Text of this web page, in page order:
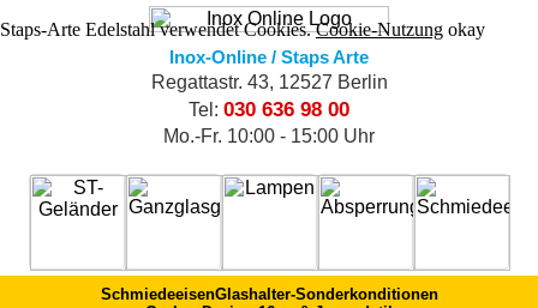
Staps-Arte Edelstahl verwendet Cookies.Cookie-Nutzung okay
Inox-Online / Staps Arte
Regattastr. 43, 12527 Berlin
Tel: 030 636 98 00
Mo.-Fr. 10:00 - 15:00 Uhr
SchmiedeeisenGlashalter-Sonderkonditionen